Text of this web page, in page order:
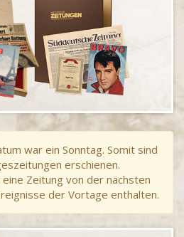
war ein Sonntag. Somit sind
erschienen.
Zeitung von der nächsten
der Vortage enthalten.